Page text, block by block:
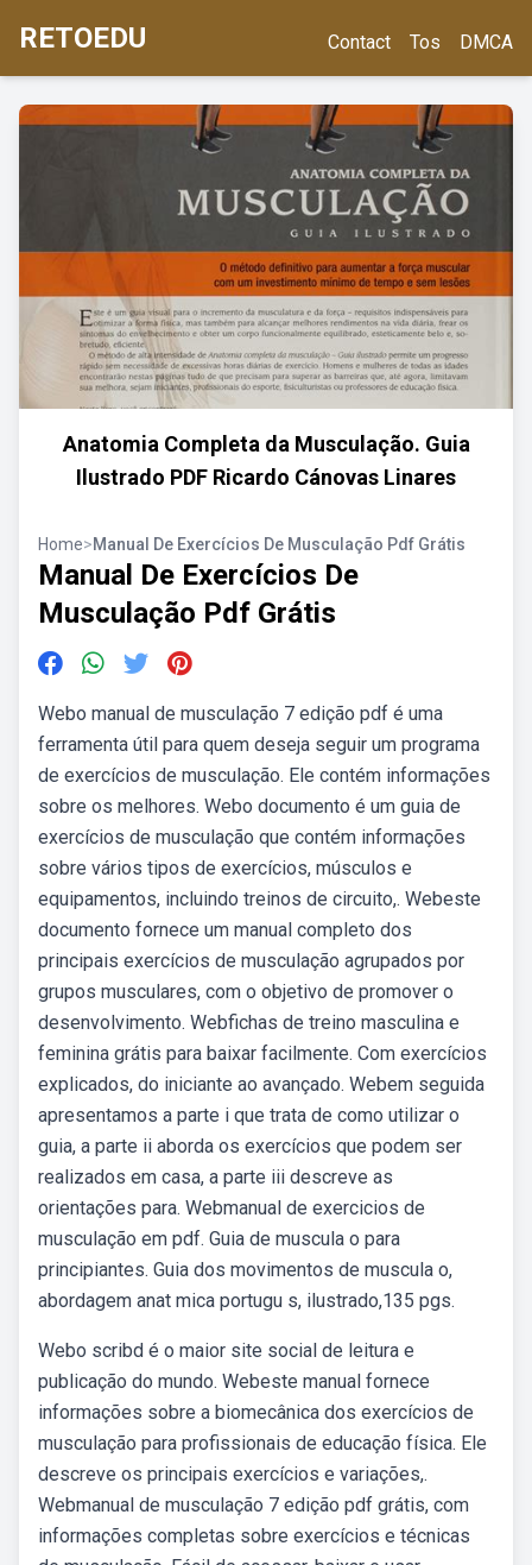
RETOEDU Contact Tos DMCA
Anatomia Completa da Musculação. Guia
Ilustrado PDF Ricardo Cánovas Linares
Home>Manual De Exercícios De Musculação Pdf Grátis
Manual De Exercícios De
Musculação Pdf Grátis
Webo manual de musculação 7 edição pdf é uma
ferramenta útil para quem deseja seguir um programa
de exercícios de musculação. Ele contém informações
sobre os melhores. Webo documento é um guia de
exercícios de musculação que contém informações
sobre vários tipos de exercícios, músculos e
equipamentos, incluindo treinos de circuito,. Webeste
documento fornece um manual completo dos
principais exercícios de musculação agrupados por
grupos musculares, com o objetivo de promover o
desenvolvimento. Webfichas de treino masculina e
feminina grátis para baixar facilmente. Com exercícios
explicados, do iniciante ao avançado. Webem seguida
apresentamos a parte i que trata de como utilizar o
guia, a parte ii aborda os exercícios que podem ser
realizados em casa, a parte iii descreve as
orientações para. Webmanual de exercicios de
musculação em pdf. Guia de muscula o para
principiantes. Guia dos movimentos de muscula o,
abordagem anat mica portugu s, ilustrado,135 pgs.
Webo scribd é o maior site social de leitura e
publicação do mundo. Webeste manual fornece
informações sobre a biomecânica dos exercícios de
musculação para profissionais de educação física. Ele
descreve os principais exercícios e variações,.
Webmanual de musculação 7 edição pdf grátis, com
informações completas sobre exercícios e técnicas